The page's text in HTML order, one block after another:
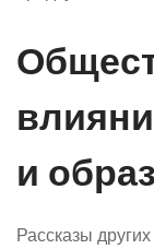
и
Рассказы